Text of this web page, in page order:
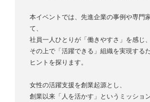
本イベントでは、先進企業の事例や専門
て、
社員一人ひとりが「働きやすさ」を感じ、
その上で「活躍できる」組織を実現する
ヒントを探ります。
女性の活躍支援を創業起源とし、
創業以来「人を活かす」というミッショ